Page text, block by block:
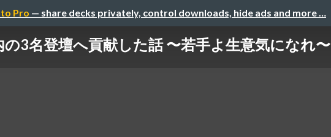
Pro — share decks privately, control downloads, hide ads and more …
の3名登壇へ貢献した話 〜若手よ生意気になれ〜